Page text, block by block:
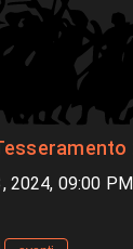
2024, 09:00